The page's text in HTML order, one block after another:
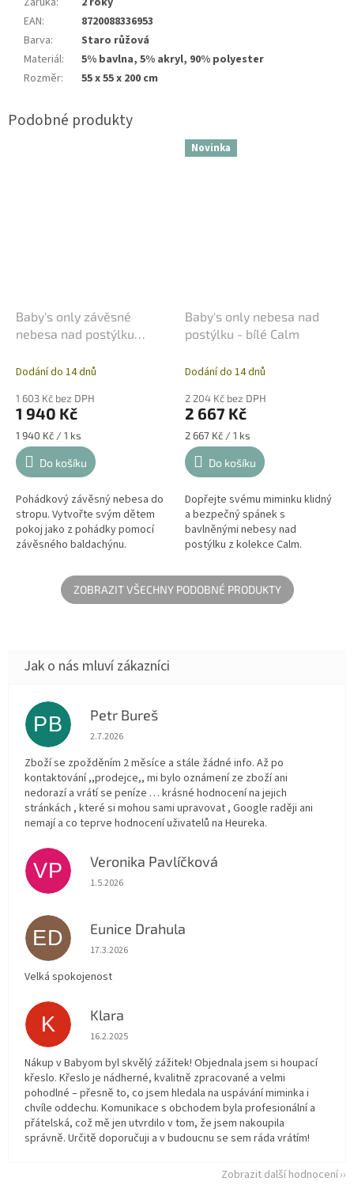
EAN:
8720088336953
Barva:
Staro růžová
Materiál:
5% bavlna, 5% akryl, 90% polyester
Rozměr: 55 x 55 x 200 cm
Baby's only závěsné
nebesa nad postýlku
Dodání do 14 dnů
1 603 Kč bez DPH
1 940 Kč
Měrná
cena:
1 940 Kč / 1 ks
Do košíku
Pohádkový závěsný nebesa do
stropu. Vytvořte svým dětem
pokoj jako z pohádky pomocí
závěsného baldachýnu.
Novinka
Baby's only nebesa nad
postýlku - bílé Calm
Dodání do 14 dnů
2 204 Kč bez DPH
2 667 Kč
Měrná
cena:
2 667 Kč / 1 ks
Do košíku
Dopřejte svému miminku klidný
a bezpečný spánek s
bavlněnými nebesy nad
postýlku z kolekce Calm.
jsou lehké, vzdušné a prodyšné,
což zajistí...
ZOBRAZIT VŠECHNY PODOBNÉ PRODUKTY
PB Petr Bureš
Hodnocení obchodu je 1 z 5 hvězdiček.
2.7.2026
Zboží se zpožděním 2 měsíce a stále žádné info. Až po
kontaktování ,,prodejce,, mi bylo oznámení ze zboží ani
nedorazí a vrátí se peníze … krásné hodnocení na jejich
stránkách , které si mohou sami upravovat , Google raději ani
nemají a co teprve hodnocení uživatelů na Heureka.
VP Veronika Pavlíčková
Hodnocení obchodu je 5 z 5 hvězdiček.
1.5.2026
ED Eunice Drahula
Hodnocení obchodu je 5 z 5 hvězdiček.
17.3.2026
Velká spokojenost
K Klara
Hodnocení obchodu je 5 z 5 hvězdiček.
16.2.2025
Nákup v Babyom byl skvělý zážitek! Objednala jsem si houpací
křeslo. Křeslo je nádherné, kvalitně zpracované a velmi
pohodlné – přesně to, co jsem hledala na uspávání miminka i
chvíle oddechu. Komunikace s obchodem byla profesionální a
přátelská, což mě jen utvrdilo v tom, že jsem nakoupila
správně. Určitě doporučuji a v budoucnu se sem ráda vrátím!
Zobrazit další hodnocení